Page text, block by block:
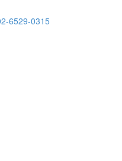
6529-0315